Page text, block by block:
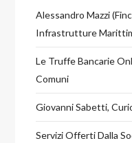
Alessandro Mazzi
Infrastrutture
Le Truffe Bancarie
Comuni
Giovanni Sabetti,
Servizi Offerti Dalla